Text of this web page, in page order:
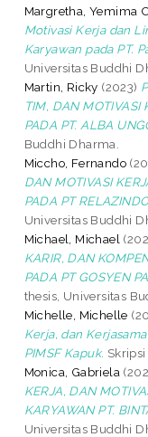
Margretha, Yemima
Motivasi Kerja dan
Karyawan pada PT.
Universitas Buddhi
Martin, Ricky (2023)
TIM, DAN MOTIVASI
PADA PT. ALBA
Buddhi Dharma.
Miccho, Fernando
DAN MOTIVASI
PADA PT
Universitas Buddhi
Michael, Michael
KARIR, DAN
PADA PT GOSYEN
thesis, Universitas
Michelle, Michelle
Kerja, dan
PIMSF Kapuk.
Monica, Gabriela
KERJA, DAN
KARYAWAN PT.
Universitas Buddhi